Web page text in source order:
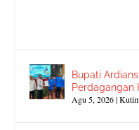
Bupati
Perdagangan
Agu 5, 2026|